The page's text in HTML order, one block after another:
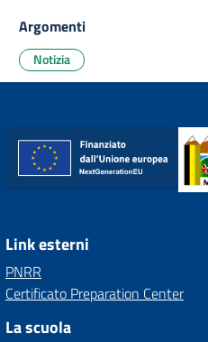
Argomenti
Notizia
Link esterni
PNRR
Certificato Preparation Center
La scuola